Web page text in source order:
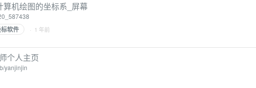
机绘图的坐标系_屏幕
软件 · 1 年前
个人主页
yanjinjin